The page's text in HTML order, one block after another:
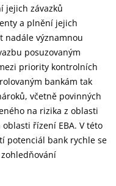
jejich závazků
a plnění jejich
nadále významnou
posuzovaným
priority kontrolních
bankám tak
včetně povinných
na rizika z oblasti
řízení EBA. V této
potenciál bank rychle se